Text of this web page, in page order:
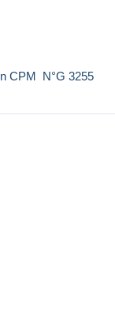
CPM N°G 3255